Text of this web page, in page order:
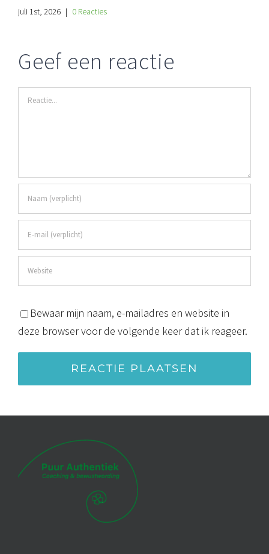
juli 1st, 2026 | 0 Reacties
Geef een reactie
Reactie
Bewaar mijn naam, e-mailadres en website in
deze browser voor de volgende keer dat ik reageer.